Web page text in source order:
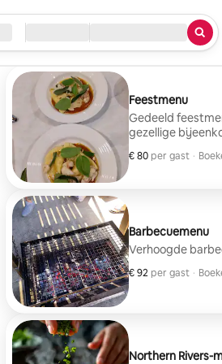
Inchecken/uitchecken
Service
Feestmenu
Gedeeld
gezellige
€ 80 per gast
€ 80 per gast ·
Barbecuemenu
Verhoogde
€ 92 per gast
€ 92 per gast ·
Northern Rivers-
bereid